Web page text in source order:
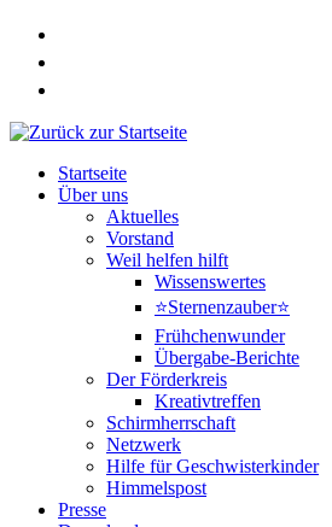
Zum
springen
Startseite
Über uns
Aktuelles
Vorstand
Weil helfen hilft
Wissenswertes
⭐Sternenzauber⭐
Frühchenwunder
Übergabe-Berichte
Der Förderkreis
Kreativtreffen
Schirmherrschaft
Netzwerk
Hilfe für Geschwisterkinder
Himmelspost
Presse